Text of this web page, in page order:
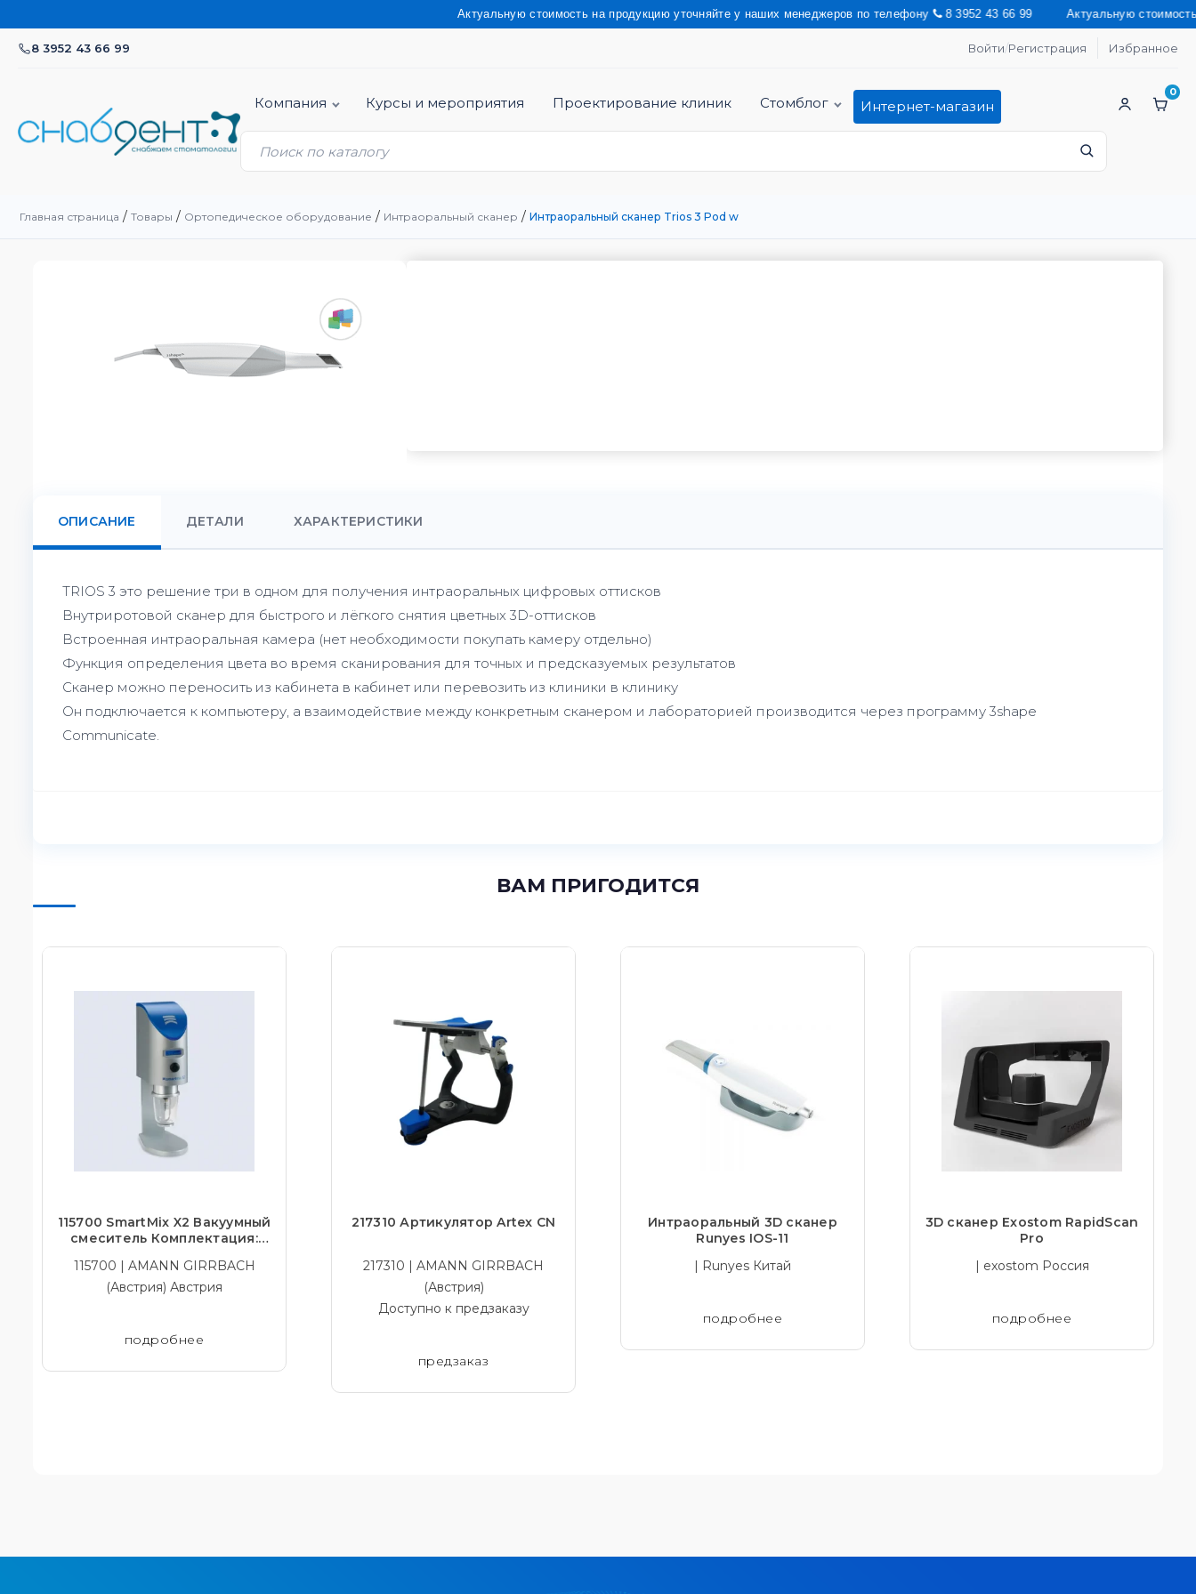
Актуальную стоимость на продукцию уточняйте у наших менеджеров по телефону 8 3952 43 66 99 Актуальную стоимость на
8 3952 43 66 99 Войти/Регистрация Избранное
Компания Курсы и мероприятия Проектирование клиник Стомблог Интернет-магазин
0
Главная страница / Товары / Ортопедическое оборудование / Интраоральный сканер / Интраоральный сканер Trios 3 Pod w
ОПИСАНИЕ ДЕТАЛИ ХАРАКТЕРИСТИКИ
TRIOS 3 это решение три в одном для получения интраоральных цифровых оттисков
Внутриротовой сканер для быстрого и лёгкого снятия цветных 3D-оттисков
Встроенная интраоральная камера (нет необходимости покупать камеру отдельно)
Функция определения цвета во время сканирования для точных и предсказуемых результатов
Сканер можно переносить из кабинета в кабинет или перевозить из клиники в клинику
Он подключается к компьютеру, а взаимодействие между конкретным сканером и лабораторией производится через программу 3shape
Communicate.
ВАМ ПРИГОДИТСЯ
115700 SmartMix X2 Вакуумный
смеситель Комплектация:
мл; 115701-1 -
115700 | AMANN GIRRBACH
(Австрия) Австрия
подробнее
217310 Артикулятор Artex CN
217310 | AMANN GIRRBACH
(Австрия)
Доступно к предзаказу
предзаказ
Интраоральный 3D сканер
Runyes IOS-11
| Runyes Китай
подробнее
3D сканер Exostom RapidScan
Pro
| exostom Россия
подробнее